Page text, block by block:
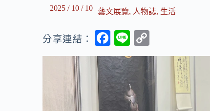
2025 / 10 / 10
藝文展覽, 人物誌, 生活
分享連結：
F
ac
e
b
o
Li
n
e
o
p
y
Li